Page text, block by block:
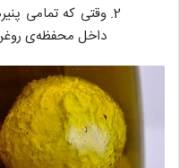
وقتی که تمامی
داخل محفظه‌ی روغن